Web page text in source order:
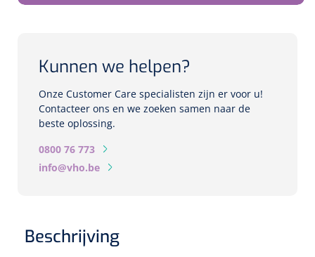
Biometers
Optische biometers
Perimeters
Fundus Cameras
Spleetlampen
Kunnen we helpen?
Onze Customer Care specialisten zijn er voor u!
Contacteer ons en we zoeken samen naar de
beste oplossing.
0800 76 773
info@vho.be
Beschrijving